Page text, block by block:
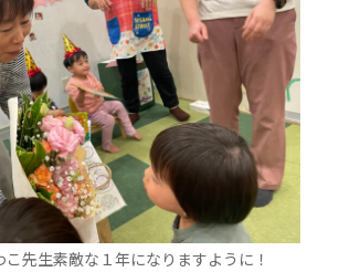
先生素敵な１年になりますように！